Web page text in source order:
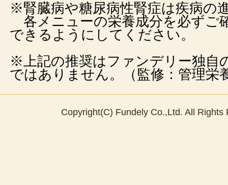
※腎臓病や糖尿病性腎症は疾病の
各メニューの栄養成分を必ずご
できるようにしてください。
※上記の推奨はファンデリー独自
ではありません。（監修：管理
Copyright(C) Fundely Co.,Ltd. All Rights